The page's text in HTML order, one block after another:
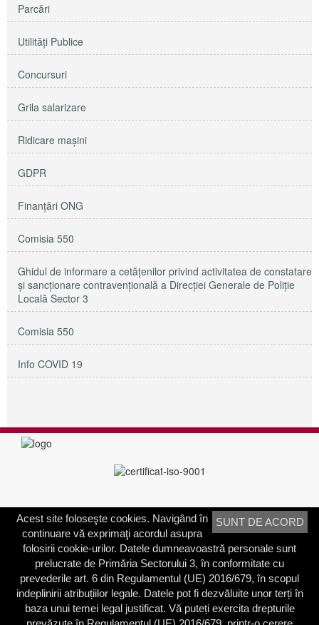
Parcări
Utilităţi Publice
Concursuri
Grila salarizare
Ridicare maşini
GDPR
Finanțări ONG
Comisia 550
Ghidul de informare a cetățenilor privind activitatea de constatare
și sancționare contravențională a Direcției Generale de Poliție
Locală Sector 3
Comisia 550
Info COVID 19
PRIMĂRIA SECTORULUI 3
Adresa:Calea Dudeşti nr. 191
Bucureşti, Sector 3, România
Contactați-ne
Telefon: 021.318.03.23
Fax: 021.318.03.04
SUNT DE ACORD
Acest site foloseşte cookies. Navigând în
continuare vă exprimaţi acordul asupra
folosirii cookie-urilor. Datele dumneavoastră personale sunt
prelucrate de Primăria Sectorului 3, în conformitate cu
prevederile art. 6 din Regulamentul (UE) 2016/679, în scopul
indeplinirii atribuțiilor legale. Datele pot fi dezvăluite unor terți în
baza unui temei legal justificat. Vă puteți exercita drepturile